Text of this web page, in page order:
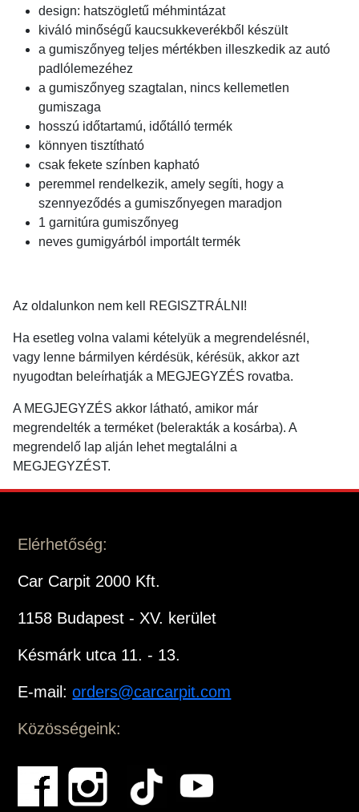
design: hatszögletű méhmintázat
kiváló minőségű kaucsukkeverékből készült
a gumiszőnyeg teljes mértékben illeszkedik az autó
padlólemezéhez
a gumiszőnyeg szagtalan, nincs kellemetlen
gumiszaga
hosszú időtartamú, időtálló termék
könnyen tisztítható
csak fekete színben kapható
peremmel rendelkezik, amely segíti, hogy a
szennyeződés a gumiszőnyegen maradjon
1 garnitúra gumiszőnyeg
neves gumigyárból importált termék
Az oldalunkon nem kell REGISZTRÁLNI!
Ha esetleg volna valami kételyük a megrendelésnél,
vagy lenne bármilyen kérdésük, kérésük, akkor azt
nyugodtan beleírhatják a MEGJEGYZÉS rovatba.
A MEGJEGYZÉS akkor látható, amikor már
megrendelték a terméket (belerakták a kosárba). A
megrendelő lap alján lehet megtalálni a
MEGJEGYZÉST.
Elérhetőség:
Car Carpit 2000 Kft.
1158 Budapest - XV. kerület
Késmárk utca 11. - 13.
E-mail:orders@carcarpit.com
Közösségeink: